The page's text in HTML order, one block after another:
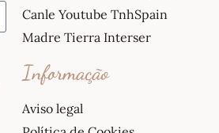
Canle Youtube TnhSpain
Madre Tierra Interser
Informação
Aviso legal